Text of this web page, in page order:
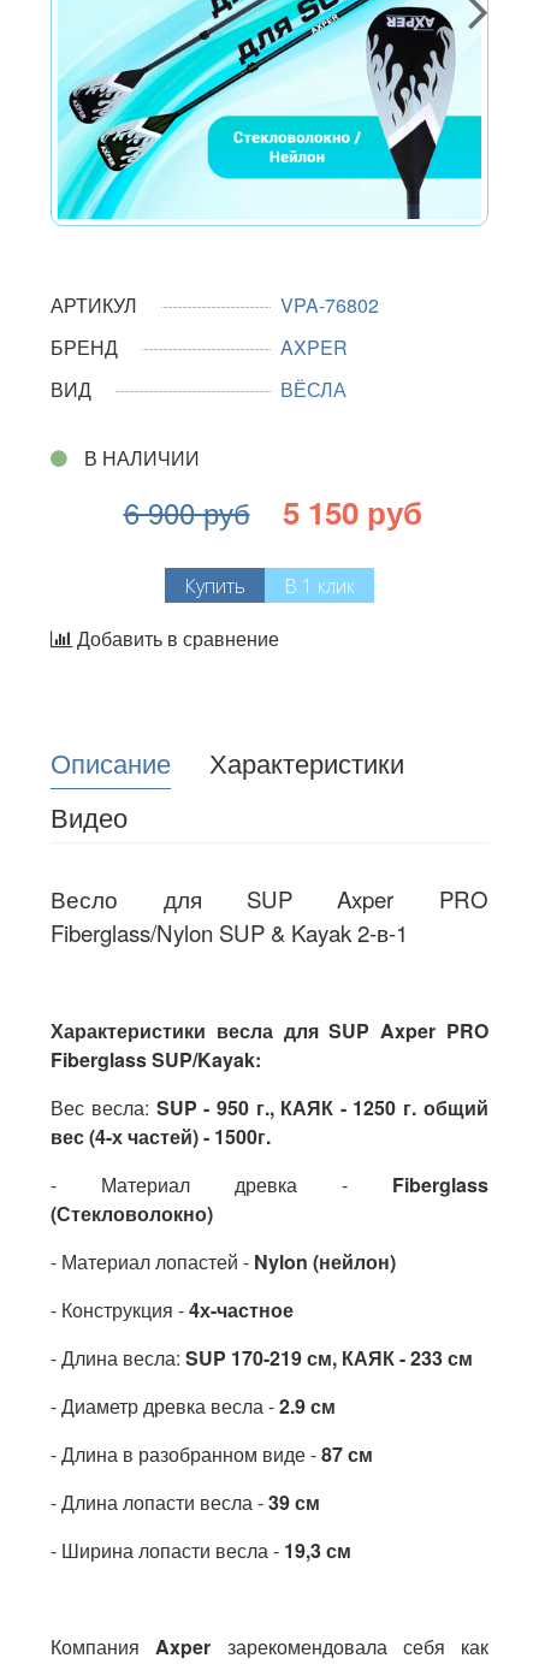
АРТИКУЛ
VPA-76802
БРЕНД
AXPER
ВИД
ВЁСЛА
В НАЛИЧИИ
6 900 руб 5 150 руб
Купить В 1 клик
Добавить в сравнение
Описание
Характеристики
Видео
Весло для SUP Axper PRO
Fiberglass/Nylon SUP & Kayak 2-в-1
Характеристики весла для SUP Axper PRO
Fiberglass SUP/Kayak:
Вес весла: SUP - 950 г., КАЯК - 1250 г. общий
вес (4-х частей) - 1500г.
- Материал древка - Fiberglass
(Стекловолокно)
- Материал лопастей - Nylon (нейлон)
- Конструкция -4х-частное
- Длина весла: SUP 170-219 см, КАЯК - 233 см
- Диаметр древка весла -2.9 см
- Длина в разобранном виде -87 см
- Длина лопасти весла -39 см
- Ширина лопасти весла - 19,3 см
КомпанияAxper зарекомендовала себя как